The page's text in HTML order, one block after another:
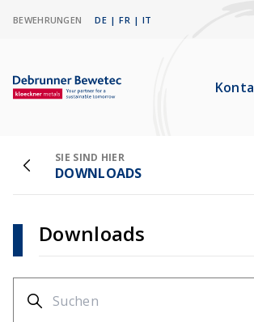
BEWEHRUNGEN IT
|
FR
|
DE
SIE SIND HIER
DOWNLOADS
Downloads